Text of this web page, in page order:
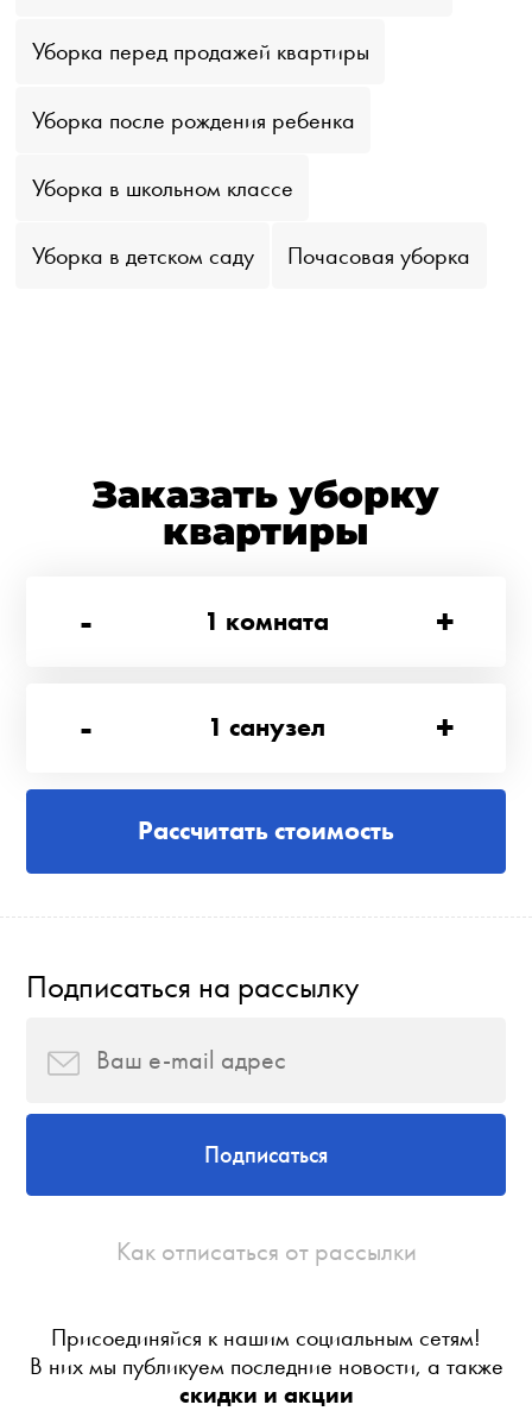
Уборка перед продажей квартиры
Уборка после рождения ребенка
Уборка в школьном классе
Уборка в детском саду Почасовая уборка
Заказать уборку
квартиры
-
1 комната +
- 1 санузел +
Рассчитать стоимость
Подписаться на рассылку
Подписаться
Как отписаться от рассылки
Присоединяйся к нашим социальным сетям!
В них мы публикуем последние новости, а также
скидки и акции